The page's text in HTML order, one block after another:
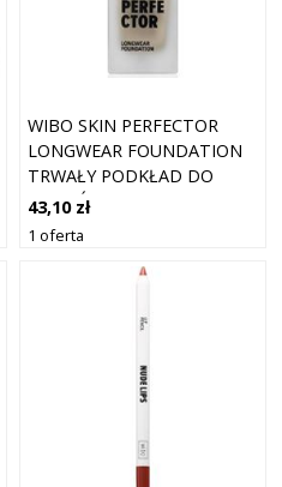
WIBO SKIN PERFECTOR
LONGWEAR FOUNDATION
TRWAŁY PODKŁAD DO
ROZJAŚNIENIA I
NAWILŻENIA ODCIEŃ 1C
43,10 zł
1 oferta